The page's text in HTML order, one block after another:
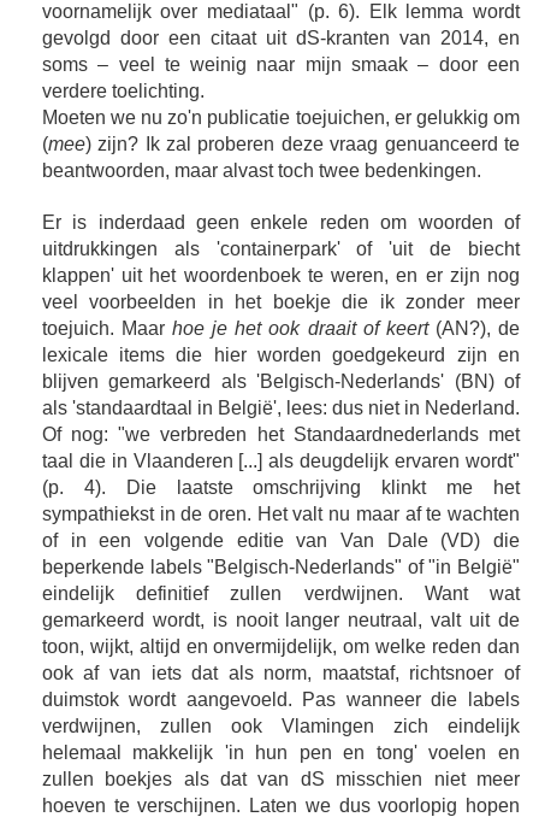
voornamelijk over mediataal" (p. 6). Elk lemma wordt
gevolgd door een citaat uit dS-kranten van 2014, en
soms – veel te weinig naar mijn smaak – door een
verdere toelichting.
Moeten we nu zo'n publicatie toejuichen, er gelukkig om
(mee) zijn? Ik zal proberen deze vraag genuanceerd te
beantwoorden, maar alvast toch twee bedenkingen.
Er is inderdaad geen enkele reden om woorden of
uitdrukkingen als 'containerpark' of 'uit de biecht
klappen' uit het woordenboek te weren, en er zijn nog
veel voorbeelden in het boekje die ik zonder meer
toejuich. Maarhoe je het ook draait of keert(AN?), de
lexicale items die hier worden goedgekeurd zijn en
blijven gemarkeerd als 'Belgisch-Nederlands' (BN) of
als 'standaardtaal in België', lees: dus niet in Nederland.
Of nog: "we verbreden het Standaardnederlands met
taal die in Vlaanderen [...] als deugdelijk ervaren wordt"
(p. 4). Die laatste omschrijving klinkt me het
sympathiekst in de oren. Het valt nu maar af te wachten
of in een volgende editie van Van Dale (VD) die
beperkende labels "Belgisch-Nederlands" of "in België"
eindelijk definitief zullen verdwijnen. Want wat
gemarkeerd wordt, is nooit langer neutraal, valt uit de
toon, wijkt, altijd en onvermijdelijk, om welke reden dan
ook af van iets dat als norm, maatstaf, richtsnoer of
duimstok wordt aangevoeld. Pas wanneer die labels
verdwijnen, zullen ook Vlamingen zich eindelijk
helemaal makkelijk 'in hun pen en tong' voelen en
zullen boekjes als dat van dS misschien niet meer
hoeven te verschijnen. Laten we dus voorlopig hopen